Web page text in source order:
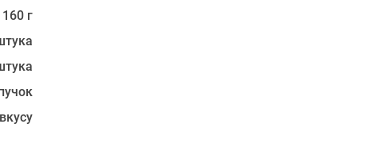
160 г